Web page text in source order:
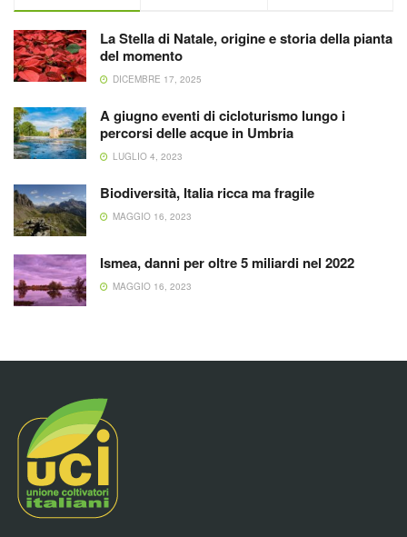
La Stella di Natale, origine e storia della pianta
del momento
DICEMBRE 17, 2025
A giugno eventi di cicloturismo lungo i
percorsi delle acque in Umbria
LUGLIO 4, 2023
Biodiversità, Italia ricca ma fragile
MAGGIO 16, 2023
Ismea, danni per oltre 5 miliardi nel 2022
MAGGIO 16, 2023